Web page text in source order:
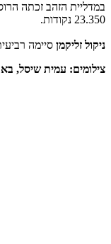
23.350 נקודות.
ניקול זליקמן סיימה רביעית עם
צילומים: עמית שיסל,